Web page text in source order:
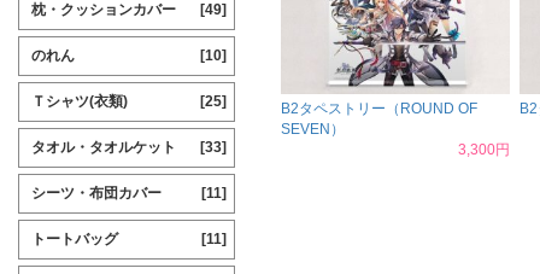
B2タペストリー（ROUND OF
SEVEN）
3,300円
枕・クッションカバー [49]
のれん [10]
Ｔシャツ(衣類) [25]
タオル・タオルケット [33]
シーツ・布団カバー [11]
トートバッグ [11]